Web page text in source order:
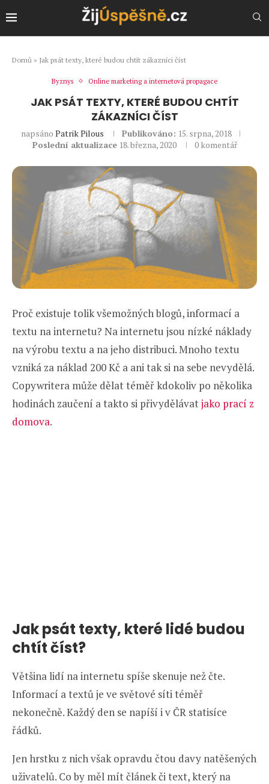
Domů » Jak psát texty, které budou chtít zákazníci číst
Byznys Online marketing a internetová propagace
JAK PSÁT TEXTY, KTERÉ BUDOU CHTÍT
ZÁKAZNÍCI ČÍST
napsáno Patrik Pilous Publikováno: 15. srpna, 2018
Poslední aktualizace 18. března, 2020 0 komentář
Proč existuje tolik všemožných blogů, informací a
textu na internetu? Na internetu jsou nízké náklady
na výrobu textu a na jeho distribuci. Mnoho textu
vzniká za náklad 200 Kč a ani tak si na sebe nevydělá.
Copywritera může dělat téměř kdokoliv po několika
hodinách zaučení a takto si přivydělávatjako prací z
domova.
Jak psát texty, které lidé budou
chtít číst?
Většina lidí na internetu spíše skenuje než čte.
Informací a textů je ve světové síti téměř
nekonečně. Každý den se napíší i v ČR statisíce
řádků.
Jen hrstku z nich však opravdu čtou davy natěšených
uživatelů. Co by měl mít článek či text, který na